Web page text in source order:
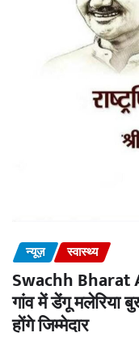
न्यूज़ स्वास्थ्य
Swachh Bharat
गांव में डेंगू मलेरिया
होंगे जिम्मेदार